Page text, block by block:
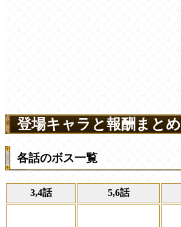
登場キャラと報酬まとめ
各話のボス一覧
3,4話 5,6話